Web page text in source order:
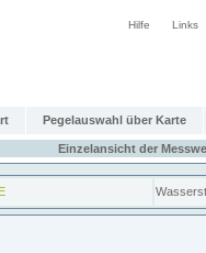
Hilfe Links
Pegelauswahl über Karte
Einzelansicht der